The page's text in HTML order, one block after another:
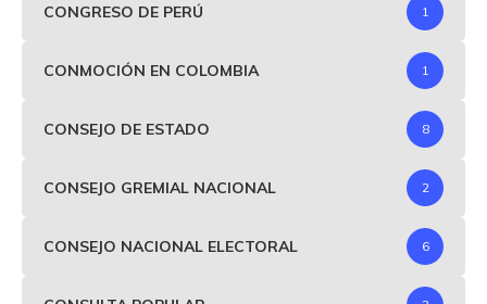
CONGRESO DE PERÚ 1
CONMOCIÓN EN COLOMBIA 1
CONSEJO DE ESTADO 8
CONSEJO GREMIAL NACIONAL 2
CONSEJO NACIONAL ELECTORAL 6